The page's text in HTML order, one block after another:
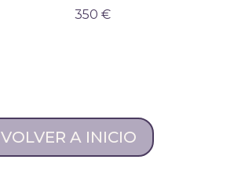
350€
VOLVER A INICIO